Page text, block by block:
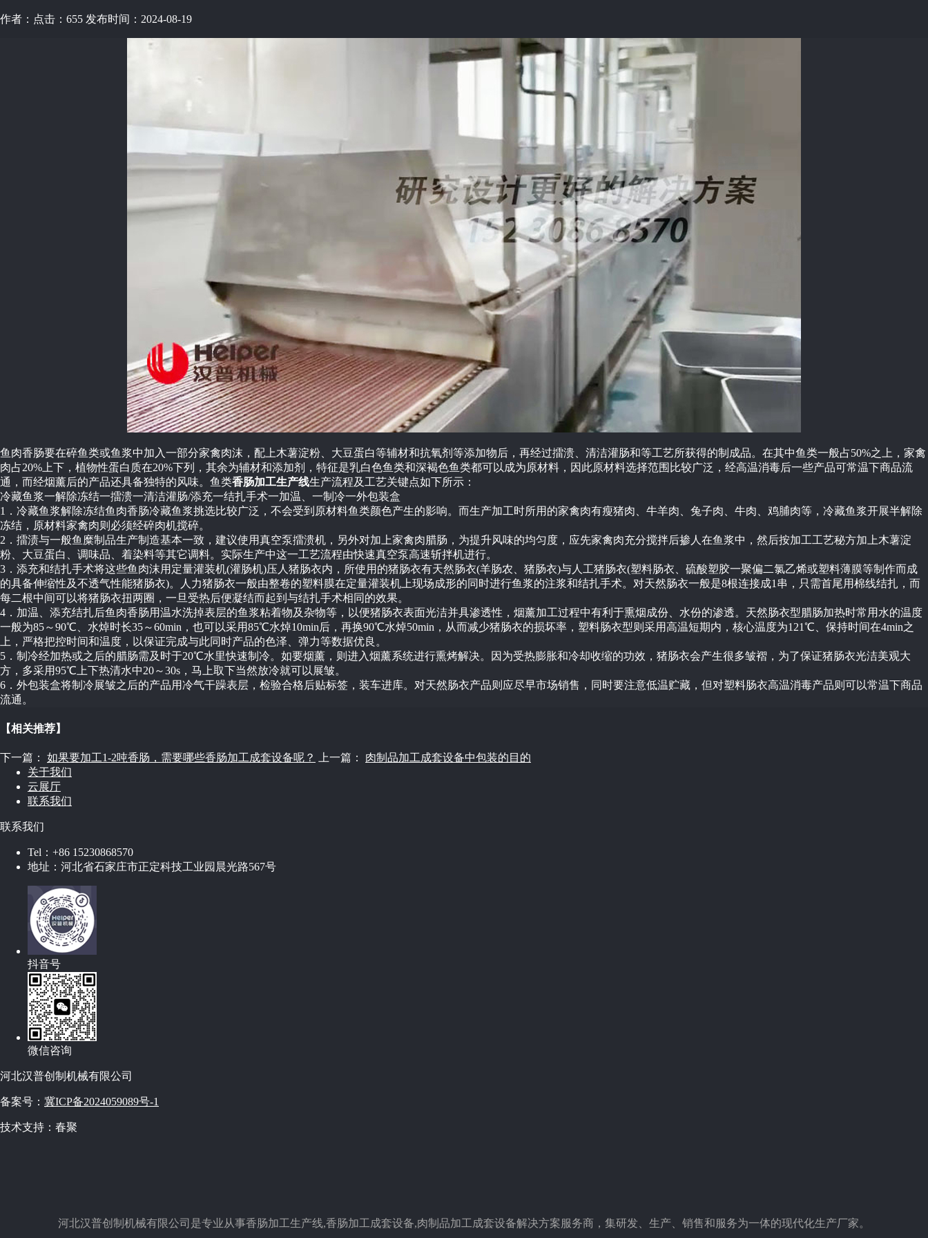
作者： 点击：655 发布时间：2024-08-19
鱼肉香肠要在碎鱼类或鱼浆中加入一部分家禽肉沫，配上木薯淀粉、大豆蛋白等辅材和抗氧剂等添加物后，再经过擂溃、清洁灌肠和等工艺所获得的制成品。在其中鱼类一般占50%之上，家禽
肉占20%上下，植物性蛋白质在20%下列，其余为辅材和添加剂，特征是乳白色鱼类和深褐色鱼类都可以成为原材料，因此原材料选择范围比较广泛，经高温消毒后一些产品可常温下商品流
通，而经烟薰后的产品还具备独特的风味。鱼类香肠加工生产线生产流程及工艺关键点如下所示：
冷藏鱼浆一解除冻结一擂溃一清洁灌肠/添充一结扎手术一加温、一制冷一外包装盒
1．冷藏鱼浆解除冻结鱼肉香肠冷藏鱼浆挑选比较广泛，不会受到原材料鱼类颜色产生的影响。而生产加工时所用的家禽肉有瘦猪肉、牛羊肉、兔子肉、牛肉、鸡脯肉等，冷藏鱼浆开展半解除
冻结，原材料家禽肉则必须经碎肉机搅碎。
2．擂渍与一般鱼糜制品生产制造基本一致，建议使用真空泵擂溃机，另外对加上家禽肉腊肠，为提升风味的均匀度，应先家禽肉充分搅拌后掺人在鱼浆中，然后按加工工艺秘方加上木薯淀
粉、大豆蛋白、调味品、着染料等其它调料。实际生产中这一工艺流程由快速真空泵高速斩拌机进行。
3．添充和结扎手术将这些鱼肉沫用定量灌装机(灌肠机)压人猪肠衣内，所使用的猪肠衣有天然肠衣(羊肠农、猪肠衣)与人工猪肠衣(塑料肠衣、硫酸塑胶一聚偏二氯乙烯或塑料薄膜等制作而成
的具备伸缩性及不透气性能猪肠衣)。人力猪肠衣一般由整卷的塑料膜在定量灌装机上现场成形的同时进行鱼浆的注浆和结扎手术。对天然肠衣一般是8根连接成1串，只需首尾用棉线结扎，而
每二根中间可以将猪肠衣扭两圈，一旦受热后便凝结而起到与结扎手术相同的效果。
4．加温、添充结扎后鱼肉香肠用温水洗掉表层的鱼浆粘着物及杂物等，以便猪肠衣表面光洁并具渗透性，烟薰加工过程中有利于熏烟成份、水份的渗透。天然肠衣型腊肠加热时常用水的温度
一般为85～90℃、水焯时长35～60min，也可以采用85℃水焯10min后，再换90℃水焯50min，从而减少猪肠衣的损坏率，塑料肠衣型则采用高温短期内，核心温度为121℃、保持时间在4min之
上，严格把控时间和温度，以保证完成与此同时产品的色泽、弹力等数据优良。
5．制冷经加热或之后的腊肠需及时于20℃水里快速制冷。如要烟薰，则进入烟薰系统进行熏烤解决。因为受热膨胀和冷却收缩的功效，猪肠衣会产生很多皱褶，为了保证猪肠衣光洁美观大
方，多采用95℃上下热清水中20～30s，马上取下当然放冷就可以展皱。
6．外包装盒将制冷展皱之后的产品用冷气干躁表层，检验合格后贴标签，装车进库。对天然肠衣产品则应尽早市场销售，同时要注意低温贮藏，但对塑料肠衣高温消毒产品则可以常温下商品
流通。
【相关推荐】
下一篇： 如果要加工1-2吨香肠，需要哪些香肠加工成套设备呢？ 上一篇： 肉制品加工成套设备中包装的目的
关于我们
云展厅
联系我们
联系我们
Tel： +86 15230868570
地址： 河北省石家庄市正定科技工业园晨光路567号
抖音号
微信咨询
河北汉普创制机械有限公司
备案号： 冀ICP备2024059089号-1
技术支持：春聚
河北汉普创制机械有限公司是专业从事香肠加工生产线,香肠加工成套设备,肉制品加工成套设备解决方案服务商，集研发、生产、销售和服务为一体的现代化生产厂家。